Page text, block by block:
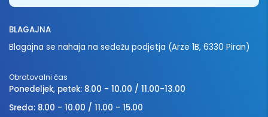
BLAGAJNA
Blagajna se nahaja na sedežu podjetja (Arze 1B, 6330 Piran)
Obratovalni čas
Ponedeljek, petek: 8.00 - 10.00 / 11.00-13.00
Sreda: 8.00 - 10.00 / 11.00 - 15.00